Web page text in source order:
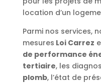
location d’un
Parmi nos services,
mesures Loi Carrez
de performance
tertiaire, les
plomb, l’état de